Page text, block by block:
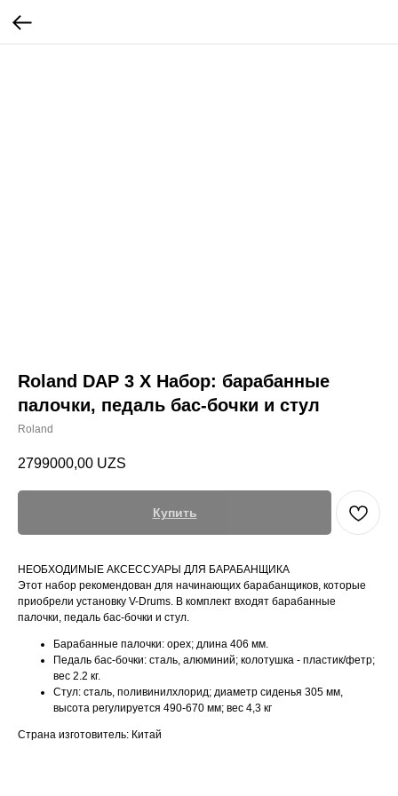
Roland DAP 3 X Набор: барабанные
палочки, педаль бас-бочки и стул
Roland
2799000,00 UZS
Купить
НЕОБХОДИМЫЕ АКСЕССУАРЫ ДЛЯ БАРАБАНЩИКА
Этот набор рекомендован для начинающих барабанщиков, которые
приобрели установку V-Drums. В комплект входят барабанные
палочки, педаль бас-бочки и стул.
Барабанные палочки: орех; длина 406 мм.
Педаль бас-бочки: сталь, алюминий; колотушка - пластик/фетр;
вес 2.2 кг.
Стул: сталь, поливинилхлорид; диаметр сиденья 305 мм,
высота регулируется 490-670 мм; вес 4,3 кг
Страна изготовитель: Китай